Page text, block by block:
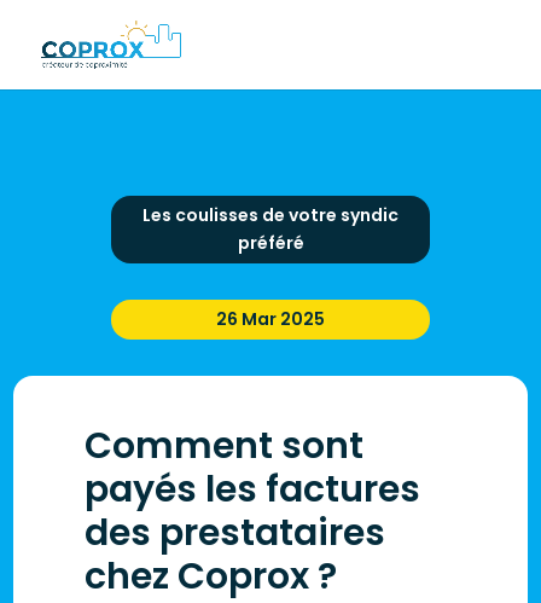
Les coulisses de votre syndic
préféré
26 Mar 2025
Comment sont
payés les factures
des prestataires
chez Coprox ?